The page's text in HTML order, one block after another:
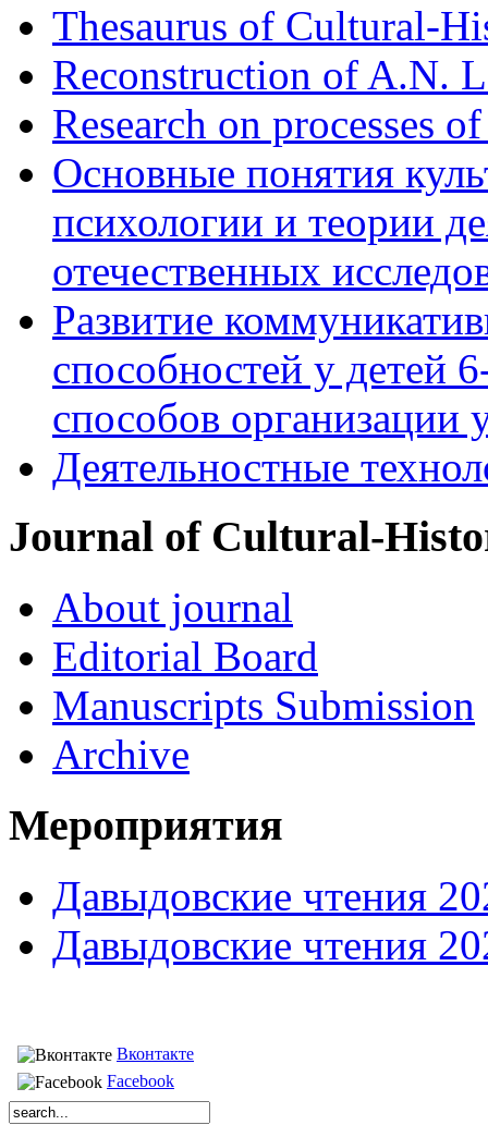
Thesaurus of Cultural-
Reconstruction of A.N.
Research on processes
Основные понятия
психологии и теории
отечественных
Развитие
способностей у детей
способов организации
Деятельностные
Journal of Cultural-
About journal
Editorial Board
Manuscripts Submission
Archive
Мероприятия
Давыдовские чтения
Давыдовские чтения
Вконтакте
Facebook